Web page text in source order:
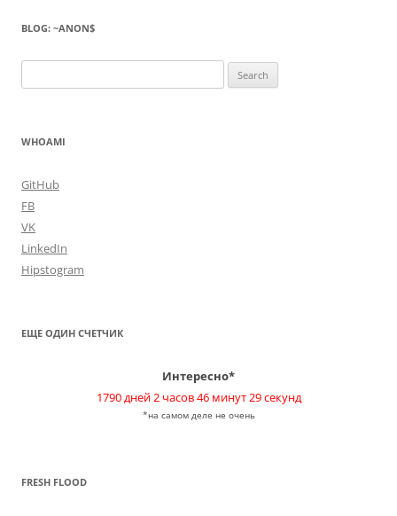
BLOG: ~ANON$
for:
WHOAMI
GitHub
FB
VK
LinkedIn
Hipstogram
ЕЩЕ ОДИН СЧЕТЧИК
Интересно*
1790 дней 2 часов 46 минут 29 секунд
*на самом деле не очень
FRESH FLOOD